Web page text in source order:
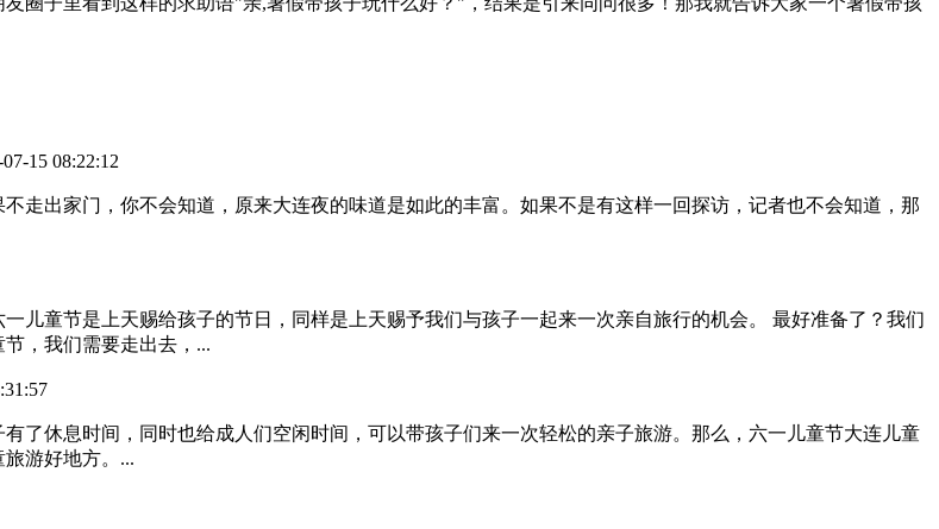
07-15 08:22:12
走出家门，你不会知道，原来大连夜的味道是如此的丰富。如果不是有这样一回探访，记者也不会知道，那
儿童节是上天赐给孩子的节日，同样是上天赐予我们与孩子一起来一次亲自旅行的机会。 最好准备了？我们
，我们需要走出去，...
了休息时间，同时也给成人们空闲时间，可以带孩子们来一次轻松的亲子旅游。那么，六一儿童节大连儿童
游好地方。...